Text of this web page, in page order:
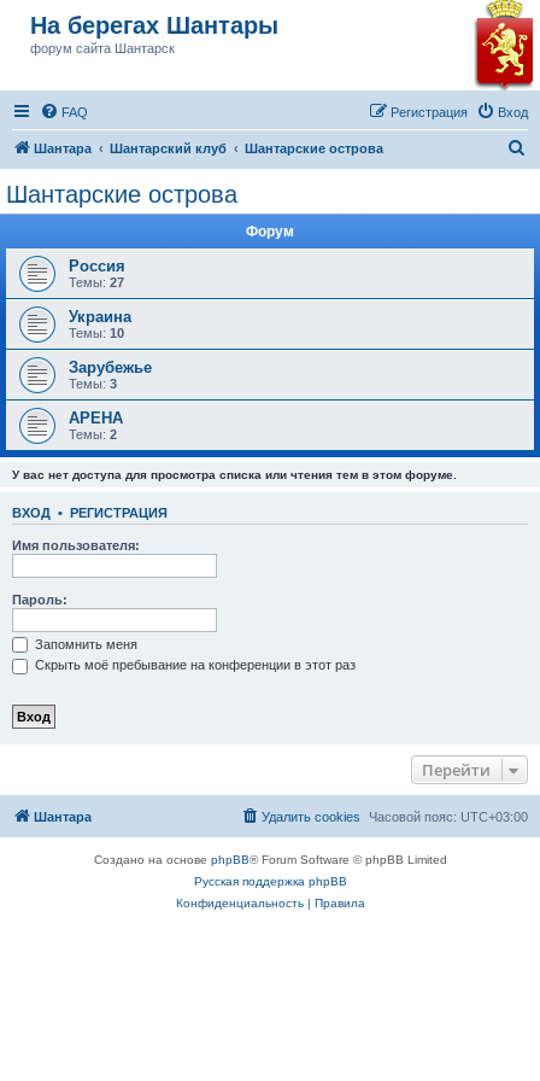
На берегах Шантары
форум сайта Шантарск
FAQ Вход
Регистрация
Шантара Шантарский клуб Шантарские острова
Шантарские острова
Форум
Россия
Темы: 27
Украина
Темы: 10
Зарубежье
Темы: 3
АРЕНА
Темы: 2
У вас нет доступа для просмотра списка или чтения тем в этом форуме.
ВХОД • РЕГИСТРАЦИЯ
Имя пользователя:
Пароль:
Запомнить меня
Скрыть моё пребывание на конференции в этот раз
Перейти
Шантара Часовой пояс: UTC+03:00
Удалить cookies
Создано на основе phpBB® Forum Software © phpBB Limited
Русская поддержка phpBB
Конфиденциальность| Правила